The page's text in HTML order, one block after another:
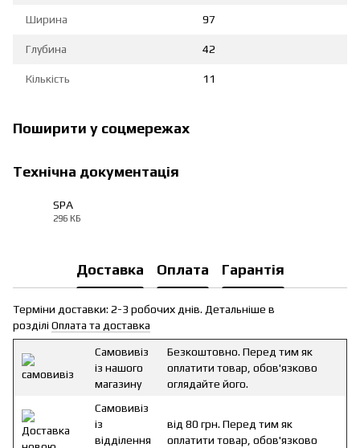
Ширина 97
Глубина 42
Кількість 11
Поширити у соцмережах
Технічна документація
SPA
296 КБ
Доставка Оплата Гарантія
Терміни доставки: 2-3 робочих днів. Детальніше в
розділі Оплата та доставка
Самовивіз
із нашого
магазину
Безкоштовно. Перед тим як
оплатити товар, обов'язково
оглядайте його.
Самовивіз
із
відділення
від 80 грн. Перед тим як
оплатити товар, обов'язково